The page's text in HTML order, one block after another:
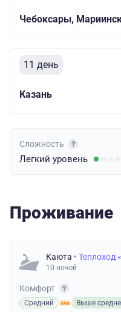
Чебоксары,
11 день
Казань
Сложность
Легкий уровень
Проживание
Каюта • Теплоход
10 ночей
Комфорт
Средний Выше